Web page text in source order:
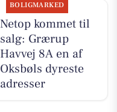
BOLIGMARKED
Netop kommet til
salg: Grærup
Havvej 8A en af
Oksbøls dyreste
adresser